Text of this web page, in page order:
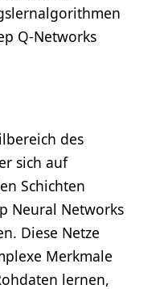
Q-Networks
des
sich auf
Schichten
Neural Networks
Diese Netze
Merkmale
lernen,